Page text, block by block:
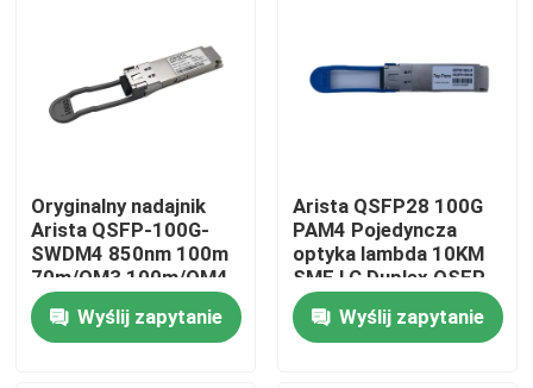
Wycieczka po fabryce
Skontaktuj się z nami
Aktualności
Oryginalny nadajnik
Arista QSFP-100G-
SWDM4 850nm 100m
70m/OM3 100m/OM4
Duplex MMF
Wyślij zapytanie
Arista QSFP28 100G
PAM4 Pojedyncza
optyka lambda 10KM
SMF LC Duplex QSFP-
100G-LR
Wyślij zapytanie